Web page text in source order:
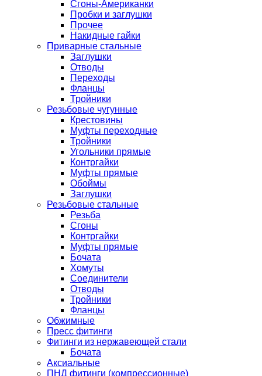
Сгоны-Американки
Пробки и заглушки
Прочее
Накидные гайки
Приварные стальные
Заглушки
Отводы
Переходы
Фланцы
Тройники
Резьбовые чугунные
Крестовины
Муфты переходные
Тройники
Угольники прямые
Контргайки
Муфты прямые
Обоймы
Заглушки
Резьбовые стальные
Резьба
Сгоны
Контргайки
Муфты прямые
Бочата
Хомуты
Соединители
Отводы
Тройники
Фланцы
Обжимные
Пресс фитинги
Фитинги из нержавеющей стали
Бочата
Аксиальные
ПНД фитинги (компрессионные)